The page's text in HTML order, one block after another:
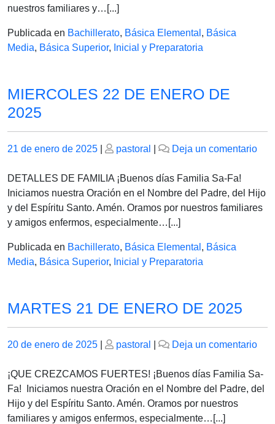
nuestros familiares y…[...]
Publicada en Bachillerato, Básica Elemental , Básica
Media, Básica Superior, Inicial y Preparatoria
MIERCOLES 22 DE ENERO DE
2025
Publicado
21 de enero de 2025
Publicado
pastoral Deja un comentarioen
DE
DETALLES DE FAMILIA ¡Buenos días Familia Sa-Fa!
Iniciamos nuestra Oración en el Nombre del Padre, del Hijo
y del Espíritu Santo. Amén. Oramos por nuestros familiares
y amigos enfermos, especialmente…[...]
Publicada en Bachillerato, Básica Elemental , Básica
Media, Básica Superior, Inicial y Preparatoria
MARTES 21 DE ENERO DE 2025
Publicado
20 de enero de 2025
Publicado
pastoral Deja un comentarioen
21
DE
¡QUE CREZCAMOS FUERTES! ¡Buenos días Familia Sa-
Fa! Iniciamos nuestra Oración en el Nombre del Padre, del
Hijo y del Espíritu Santo. Amén. Oramos por nuestros
familiares y amigos enfermos, especialmente…[...]